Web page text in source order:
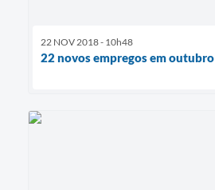
22 NOV 2018 - 10h48
22 novos empregos em outubro